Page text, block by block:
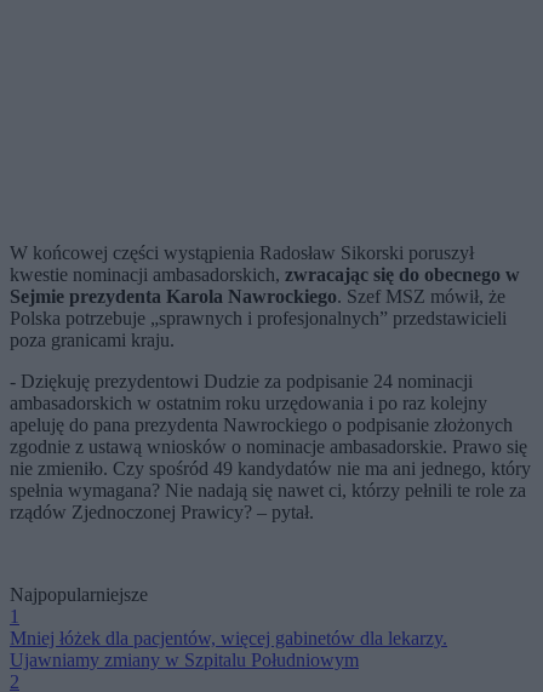
W końcowej części wystąpienia Radosław Sikorski poruszył
kwestie nominacji ambasadorskich, zwracając się do obecnego w
Sejmie prezydenta Karola Nawrockiego. Szef MSZ mówił, że
Polska potrzebuje „sprawnych i profesjonalnych” przedstawicieli
poza granicami kraju.
- Dziękuję prezydentowi Dudzie za podpisanie 24 nominacji
ambasadorskich w ostatnim roku urzędowania i po raz kolejny
apeluję do pana prezydenta Nawrockiego o podpisanie złożonych
zgodnie z ustawą wniosków o nominacje ambasadorskie. Prawo się
nie zmieniło. Czy spośród 49 kandydatów nie ma ani jednego, który
spełnia wymagana? Nie nadają się nawet ci, którzy pełnili te role za
rządów Zjednoczonej Prawicy? – pytał.
Najpopularniejsze
1
Mniej łóżek dla pacjentów, więcej gabinetów dla lekarzy.
Ujawniamy zmiany w Szpitalu Południowym
2